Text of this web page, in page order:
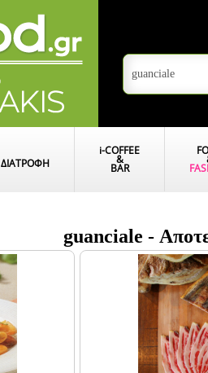
ΔΙΑΤΡΟΦΗ
i-COFFEE
&
BAR
guanciale -